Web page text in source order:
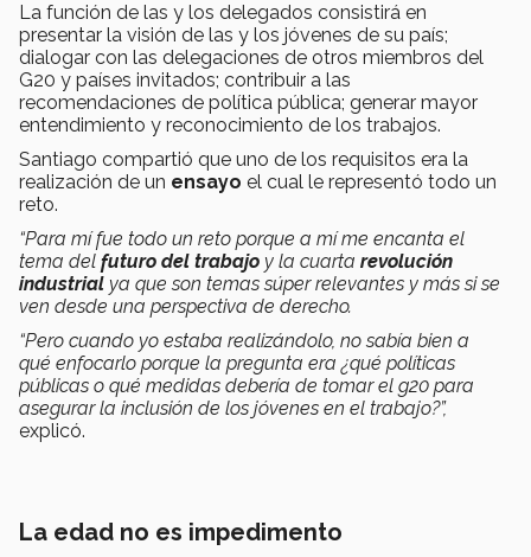
La función de las y los delegados consistirá en
presentar la visión de las y los jóvenes de su país;
dialogar con las delegaciones de otros miembros del
G20 y países invitados; contribuir a las
recomendaciones de política pública; generar mayor
entendimiento y reconocimiento de los trabajos.
Santiago compartió que uno de los requisitos era la
realización de un ensayo el cual le representó todo un
reto.
“Para mí fue todo un reto porque a mí me encanta el
tema del futuro del trabajo y la cuarta revolución
industrial ya que son temas súper relevantes y más si se
ven desde una perspectiva de derecho.
“Pero cuando yo estaba realizándolo, no sabía bien a
qué enfocarlo porque la pregunta era ¿qué políticas
públicas o qué medidas debería de tomar el g20 para
asegurar la inclusión de los jóvenes en el trabajo?”,
explicó.
La edad no es impedimento